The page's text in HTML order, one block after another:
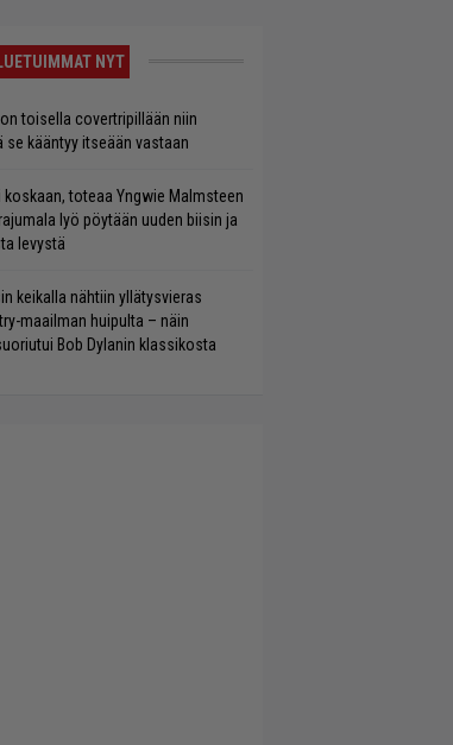
LUETUIMMAT NYT
toisella covertripillään niin
se kääntyy itseään vastaan
koskaan, toteaa Yngwie Malmsteen
lyö pöytään uuden biisin ja
levystä
keikalla nähtiin yllätysvieras
maailman huipulta – näin
Bob Dylanin klassikosta